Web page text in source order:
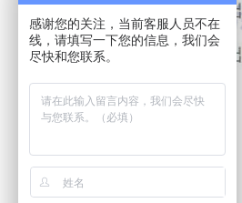
感谢您的关注，当前客服人员不在
线，请填写一下您的信息，我们会
尽快和您联系。